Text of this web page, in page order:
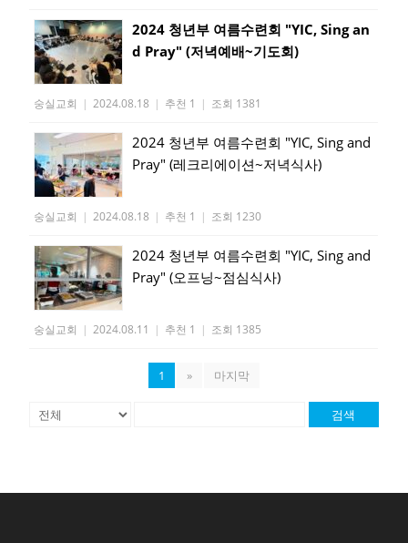
2024 청년부 여름수련회 "YIC, Sing an
d Pray" (저녁예배~기도회)
숭실교회 | 2024.08.18 | 추천 1 | 조회 1381
2024 청년부 여름수련회 "YIC, Sing and
Pray" (레크리에이션~저녁식사)
숭실교회 | 2024.08.18 | 추천 1 | 조회 1230
2024 청년부 여름수련회 "YIC, Sing and
Pray" (오프닝~점심식사)
숭실교회 | 2024.08.11 | 추천 1 | 조회 1385
1 » 마지막
검색